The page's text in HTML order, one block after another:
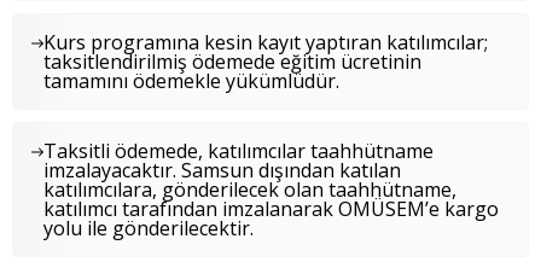
Kurs programına kesin kayıt yaptıran katılımcılar;
taksitlendirilmiş ödemede eğitim ücretinin
tamamını ödemekle yükümlüdür.
Taksitli ödemede, katılımcılar taahhütname
imzalayacaktır. Samsun dışından katılan
katılımcılara, gönderilecek olan taahhütname,
katılımcı tarafından imzalanarak OMÜSEM’e kargo
yolu ile gönderilecektir.